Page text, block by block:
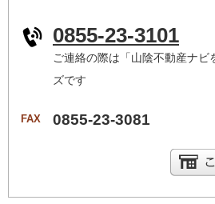
0855-23-3101
ご連絡の際は「山陰不動産ナビ
ズです
FAX 0855-23-3081